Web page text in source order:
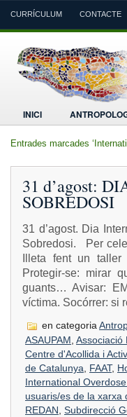
CURRÍCULUM CONTACTE
INICI
Entrades marcades
31 d’agost:
SOBREDOSI
31 d’agost. Dia
Sobredosi. Per
Illeta fent un taller
Protegir-se: mirar
guants… Avisar:
víctima. Socórrer: si
en categoria
ASAUPAM, Associació
Centre d'Acollida i
de Catalunya, FAAT,
International
usuaris/es de la xarxa
REDAN, Subdirecció